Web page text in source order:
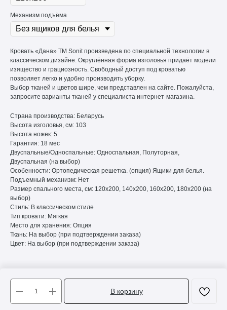
Механизм подъёма
В корзину
Кровать «Дана» ТМ Sonit произведена по специальной технологии в
классическом дизайне. Округлённая форма изголовья придаёт модели
изящество и грациозность. Свободный доступ под кроватью
позволяет легко и удобно производить уборку.
Выбор тканей и цветов шире, чем представлен на сайте. Пожалуйста,
запросите варианты тканей у специалиста интернет-магазина.
Страна производства: Беларусь
Высота изголовья, см: 103
Высота ножек: 5
Гарантия: 18 мес
Двуспальные/Односпальные: Односпальная, Полуторная,
Двуспальная (на выбор)
Особенности: Ортопедическая решетка. (опция) Ящики для белья.
Подъемный механизм: Нет
Размер спального места, см: 120х200, 140х200, 160х200, 180х200 (на
выбор)
Стиль: В классическом стиле
Тип кровати: Мягкая
Место для хранения: Опция
Ткань: На выбор (при подтверждении заказа)
Цвет: На выбор (при подтверждении заказа)
Tilda